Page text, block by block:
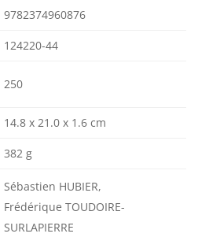
9782374960876
124220-44
250
14.8 x 21.0 x 1.6 cm
382 g
Sébastien HUBIER,
Frédérique TOUDOIRE-
SURLAPIERRE